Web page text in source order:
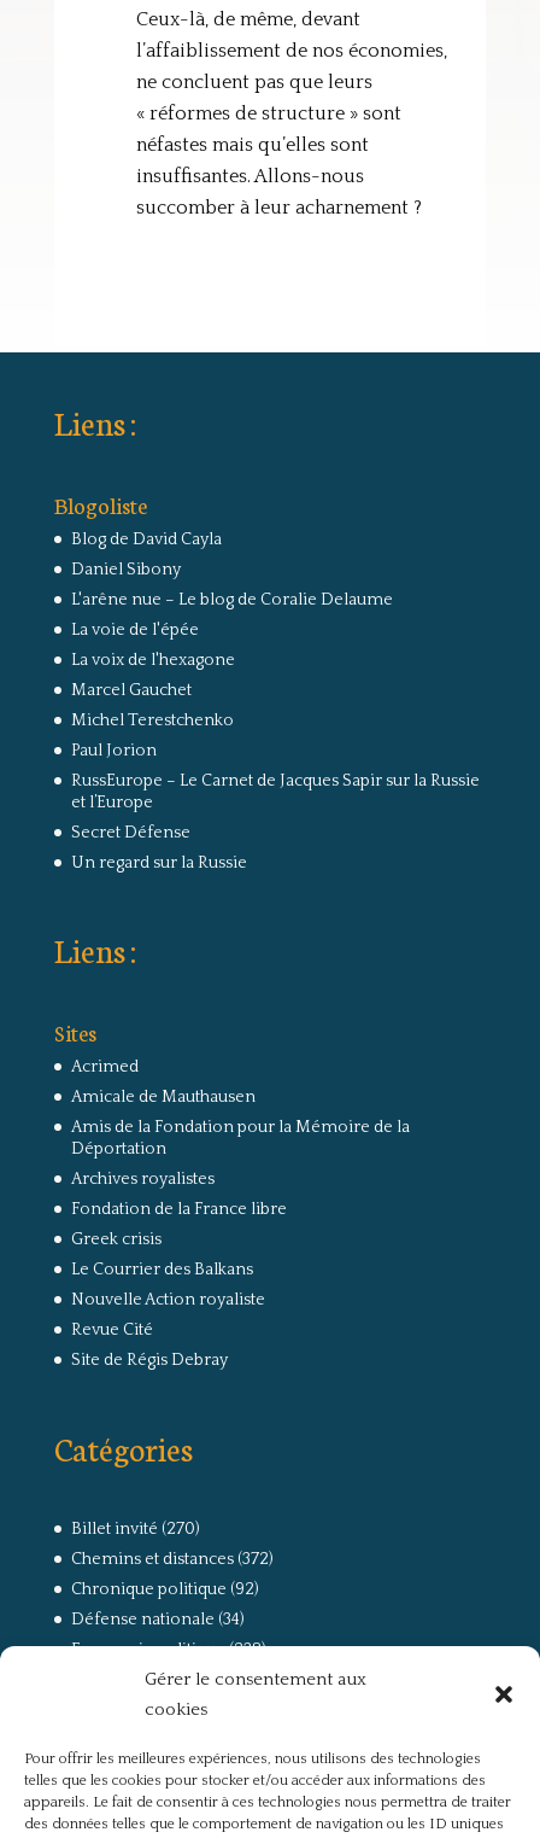
Gérer le consentement aux
cookies
Pour offrir les meilleures expériences, nous utilisons des technologies
telles que les cookies pour stocker et/ou accéder aux informations des
appareils. Le fait de consentir à ces technologies nous permettra de traiter
des données telles que le comportement de navigation ou les ID uniques
Ceux-là, de même, devant
l’affaiblissement de nos économies,
ne concluent pas que leurs
« réformes de structure » sont
néfastes mais qu’elles sont
insuffisantes. Allons-nous
succomber à leur acharnement ?
Liens :
Blogoliste
Blog de David Cayla
Daniel Sibony
L'arêne nue – Le blog de Coralie Delaume
La voie de l'épée
La voix de l'hexagone
Marcel Gauchet
Michel Terestchenko
Paul Jorion
RussEurope – Le Carnet de Jacques Sapir sur la Russie
et l’Europe
Secret Défense
Un regard sur la Russie
Liens :
Sites
Acrimed
Amicale de Mauthausen
Amis de la Fondation pour la Mémoire de la
Déportation
Archives royalistes
Fondation de la France libre
Greek crisis
Le Courrier des Balkans
Nouvelle Action royaliste
Revue Cité
Site de Régis Debray
Catégories
Billet invité (270)
Chemins et distances(372)
Chronique politique (92)
Défense nationale (34)
Economie politique(238)
(168)
La guerre, la Résistance et la Déportation
Non classé(42)
Partis politiques, intelligentsia, médias(750)
Présentation(4)